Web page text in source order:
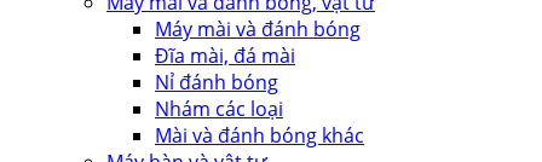
Máy mài và đánh bóng
Đĩa mài, đá mài
Nỉ đánh bóng
Nhám các loại
Mài và đánh bóng khác